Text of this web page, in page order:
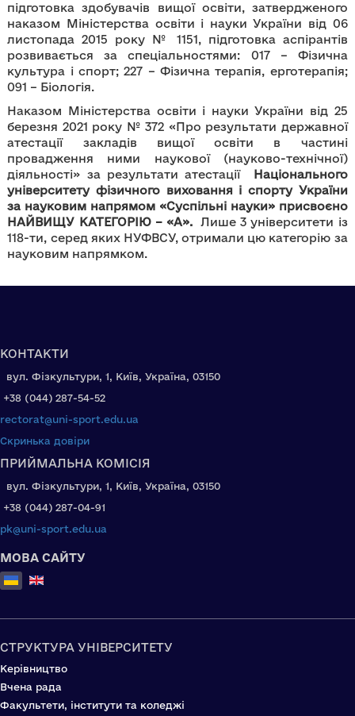
підготовка здобувачів вищої освіти, затвердженого
наказом Міністерства освіти і науки України від 06
листопада 2015 року № 1151, підготовка аспірантів
розвивається за спеціальностями: 017 – Фізична
культура і спорт; 227 – Фізична терапія, ерготерапія;
091 – Біологія.
Наказом Міністерства освіти і науки України від 25
березня 2021 року № 372 «Про результати державної
атестації закладів вищої освіти в частині
провадження ними наукової (науково-технічної)
діяльності» за результати атестації
Національного
університету фізичного виховання і спорту України
за науковим напрямом «Суспільні науки» присвоєно
НАЙВИЩУ КАТЕГОРІЮ – «А».Лише 3 університети із
118-ти, серед яких НУФВСУ, отримали цю категорію за
науковим напрямком.
КОНТАКТИ
вул. Фізкультури, 1, Київ, Україна, 03150
+38 (044) 287-54-52
rectorat@uni-sport.edu.ua
Скринька довіри
ПРИЙМАЛЬНА КОМІСІЯ
вул. Фізкультури, 1, Київ, Україна, 03150
+38 (044) 287-04-91
pk@uni-sport.edu.ua
МОВА САЙТУ
Оберіть свою мову
СТРУКТУРА УНІВЕРСИТЕТУ
Керівництво
Вчена рада
Факультети, інститути та коледжі